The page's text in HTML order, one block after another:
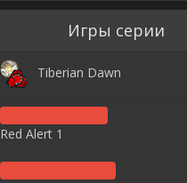
Игры серии
Tiberian Dawn
Red Alert 1